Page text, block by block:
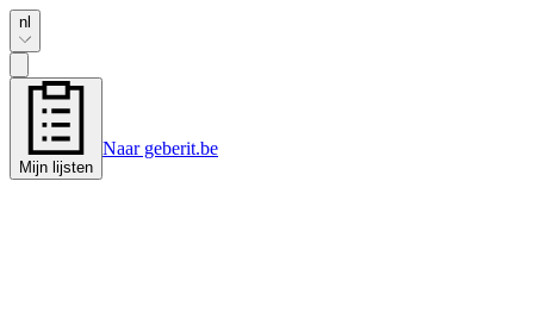
nl
Mijn lijsten
Naar geberit.be